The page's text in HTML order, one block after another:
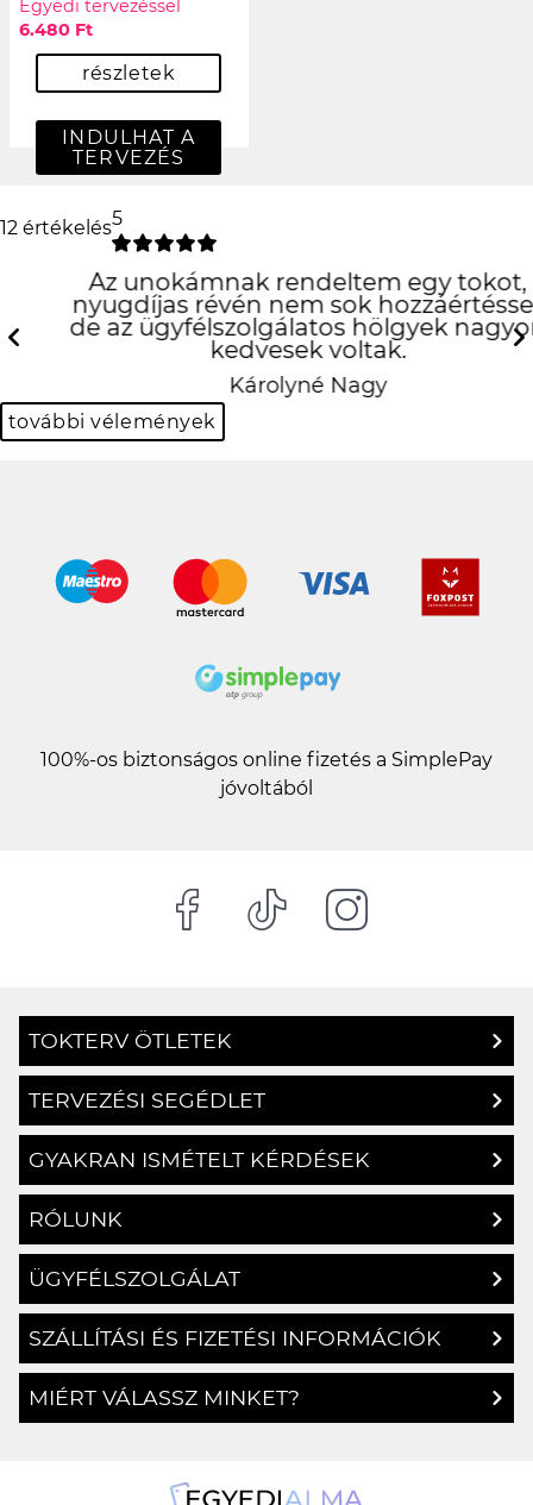
Egyedi tervezéssel
6.480 Ft
részletek
INDULHAT A
TERVEZÉS
12 értékelés5
Az unokámnak rendeltem egy tokot,
nyugdíjas révén nem sok hozzáértéssel,
de az ügyfélszolgálatos hölgyek nagyon
kedvesek voltak.
Károlyné Nagy
Previous
további vélemények
100%-os biztonságos online fizetés a SimplePay
jóvoltából
TOKTERV ÖTLETEK
TERVEZÉSI SEGÉDLET
GYAKRAN ISMÉTELT KÉRDÉSEK
RÓLUNK
ÜGYFÉLSZOLGÁLAT
SZÁLLÍTÁSI ÉS FIZETÉSI INFORMÁCIÓK
MIÉRT VÁLASSZ MINKET?